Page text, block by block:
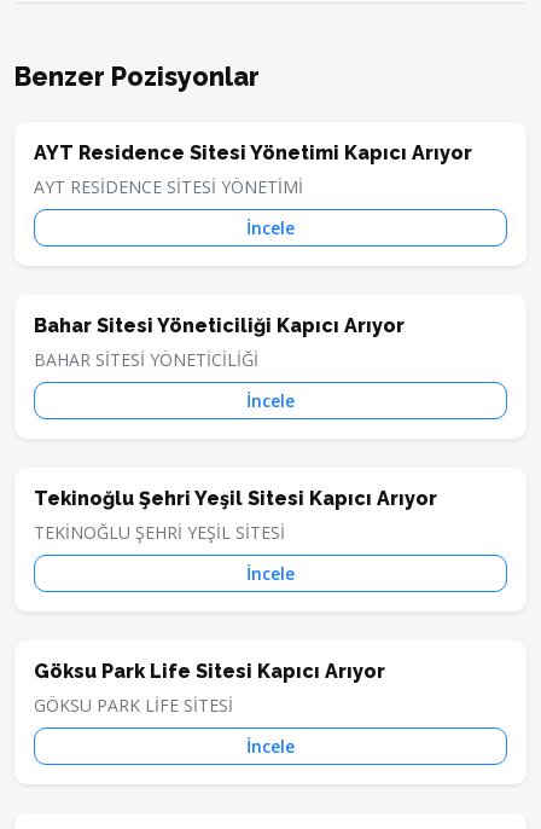
Benzer Pozisyonlar
AYT Residence Sitesi Yönetimi Kapıcı Arıyor
AYT RESİDENCE SİTESİ YÖNETİMİ
İncele
Bahar Sitesi Yöneticiliği Kapıcı Arıyor
BAHAR SİTESİ YÖNETİCİLİĞİ
İncele
Tekinoğlu Şehri Yeşil Sitesi Kapıcı Arıyor
TEKİNOĞLU ŞEHRİ YEŞİL SİTESİ
İncele
Göksu Park Life Sitesi Kapıcı Arıyor
GÖKSU PARK LİFE SİTESİ
İncele